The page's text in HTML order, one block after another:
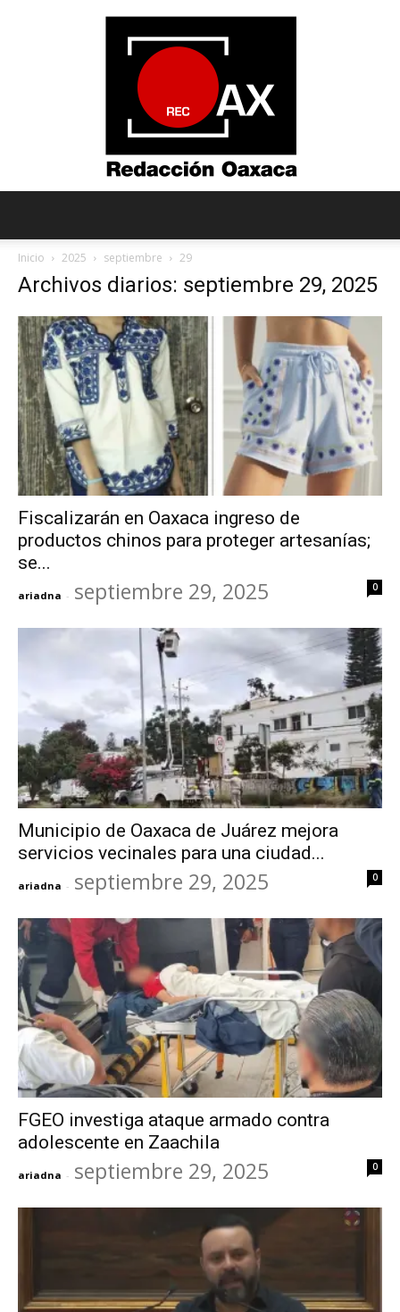
Inicio 2025 septiembre 29
Archivos diarios: septiembre 29, 2025
Fiscalizarán en Oaxaca ingreso de
productos chinos para proteger artesanías;
se...
ariadna - septiembre 29, 2025 0
Municipio de Oaxaca de Juárez mejora
servicios vecinales para una ciudad...
ariadna - septiembre 29, 2025 0
FGEO investiga ataque armado contra
adolescente en Zaachila
ariadna - septiembre 29, 2025 0